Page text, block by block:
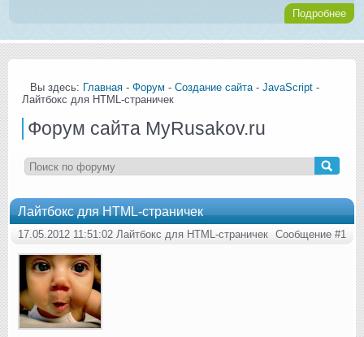
Подробнее
Вы здесь: Главная - Форум - Создание сайта - JavaScript -
Лайтбокс для HTML-страничек
Форум сайта MyRusakov.ru
Лайтбокс для HTML-страничек
17.05.2012 11:51:02 Лайтбокс для HTML-страничек Сообщение #1